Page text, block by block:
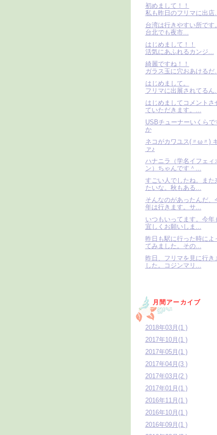
初めまして！！
私も昨日のフリマに出店
台湾は行きやすい所です。
台北でも夜市...
はじめまして！！
活気にあふれるカンジ...
綺麗ですね！！
ガラス玉に穴おあけるだ
はじめまして。
フリマに出展されてるん
はじめましてコメントさ
ていただきます。...
USBチューナーいくらで
か
ネコがカワユス(〃ω〃)
ァ♪
ハナニラ（学名イフェィ
ン）ちゃんです＾...
すごい人でしたね。また
たいな。秋もある...
そんなのがあったんだ、
年は行きます。サ...
いつもいってます。今年
宜しくお願いしま...
昨日も駅に行った時によ
てみました。その...
昨日、フリマを見に行き
した。コジンマリ...
月間アーカイブ
2018年03月(1 )
2017年10月(1 )
2017年05月(1 )
2017年04月(3 )
2017年03月(2 )
2017年01月(1 )
2016年11月(1 )
2016年10月(1 )
2016年09月(1 )